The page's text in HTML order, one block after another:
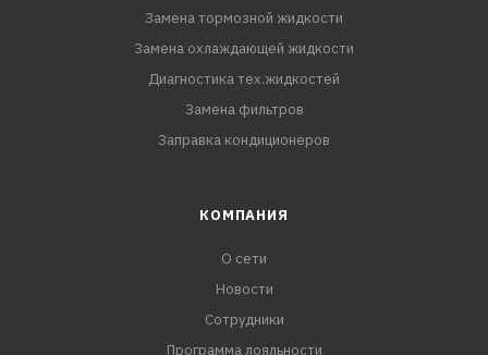
- Защищает от коррозии и накипи
- Флуоресцентный краситель позволяет с помощью
Замена тормозной жидкости
Замена охлаждающей жидкости
Диагностика тех.жидкостей
Замена фильтров
Заправка кондиционеров
КОМПАНИЯ
О сети
Новости
Сотрудники
Программа лояльности